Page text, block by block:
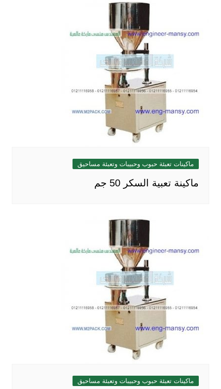
ماكينات تعبئة حبوب وحبيبات وتعبئة مساحيق
ماكينة تعبية السكر 50 جم
ماكينات تعبئة حبوب وحبيبات وتعبئة مساحيق